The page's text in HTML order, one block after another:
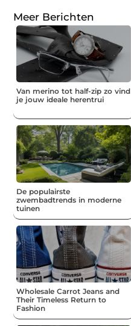
Meer Berichten
Van merino tot half-zip zo vind
je jouw ideale herentrui
De populairste
zwembadtrends in moderne
tuinen
Wholesale Carrot Jeans and
Their Timeless Return to
Fashion